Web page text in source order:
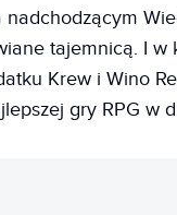
tajemnicą. I
Krew i Wino
gry RPG w